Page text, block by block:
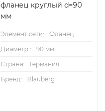
фланец круглый d=90
мм
Элемент сети:
Фланец
Диаметр.:
90 мм
Страна:
Германия
Бренд:
Blauberg